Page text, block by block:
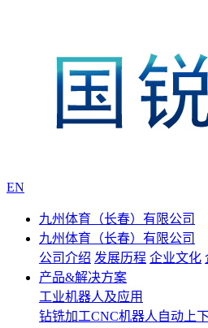
EN
九州体育（长春）有限公司
九州体育（长春）有限公司
公司介绍 发展历程 企业文化
产品&解决方案
工业机器人及应用
钻铣加工CNC机器人自动上